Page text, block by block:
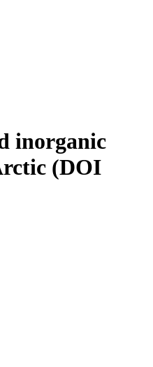
inorganic
(DOI